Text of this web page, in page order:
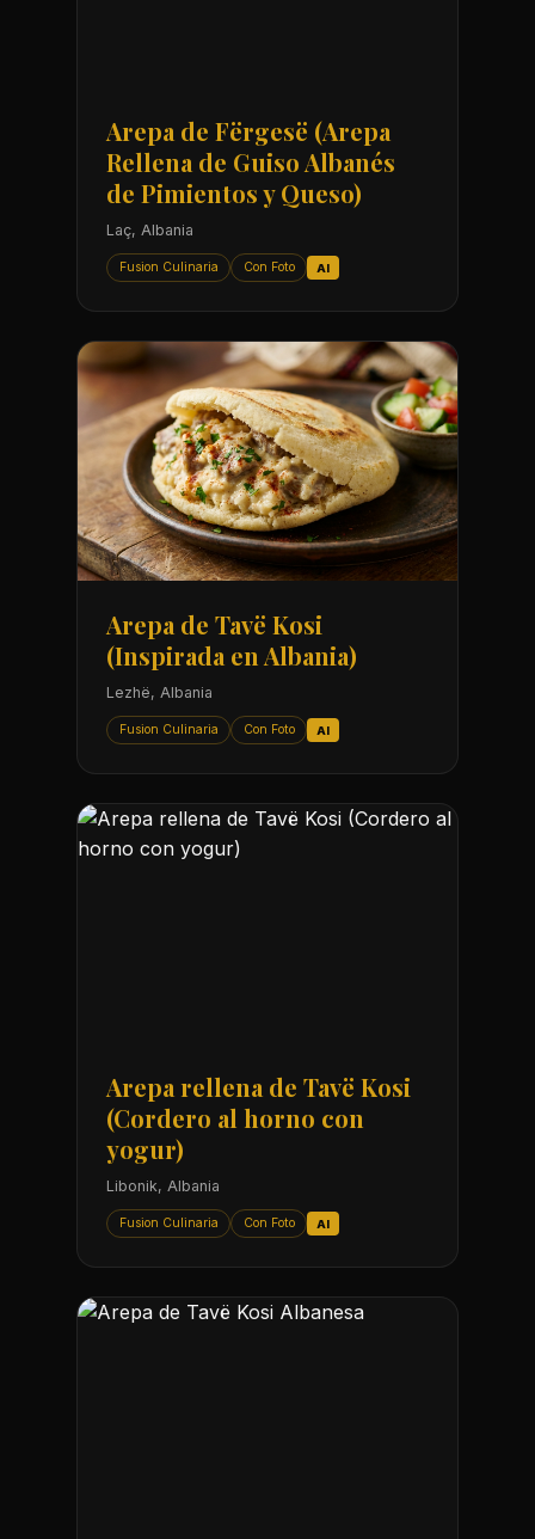
Arepa de Fërgesë (Arepa
Rellena de Guiso Albanés
de Pimientos y Queso)
Laç, Albania
Fusion Culinaria Con Foto AI
Arepa de Tavë Kosi
(Inspirada en Albania)
Lezhë, Albania
Fusion Culinaria Con Foto AI
Arepa rellena de Tavë Kosi
(Cordero al horno con
yogur)
Libonik, Albania
Fusion Culinaria Con Foto AI